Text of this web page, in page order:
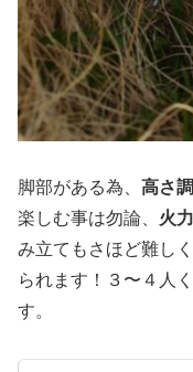
脚部がある為、 高さ
楽しむ事は勿論、 火
み立てもさほど難し
られます！３〜４人
す。